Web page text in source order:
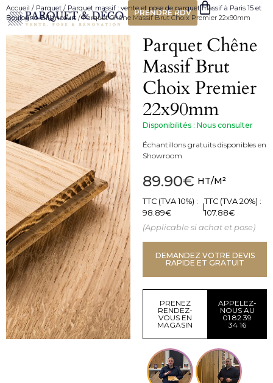
PRENDRE RDV
Accueil / Parquet / Parquet massif : vente et pose de parquet massif à Paris 15 et
Boulogne-Billancourt / Parquet Chêne Massif Brut Choix Premier 22x90mm
Parquet Chêne
Massif Brut
Choix Premier
22x90mm
Disponibilités : Nous consulter
Échantillons gratuits disponibles en
Showroom
89.90€ HT/M²
TTC (TVA 10%) :
98.89€
TTC (TVA 20%) :
107.88€
(Applicable si achat et pose)
DEMANDEZ VOTRE DEVIS
RAPIDE ET GRATUIT
PRENEZ
RENDEZ-
VOUS EN
MAGASIN
APPELEZ-
NOUS AU
01 82 39
34 16